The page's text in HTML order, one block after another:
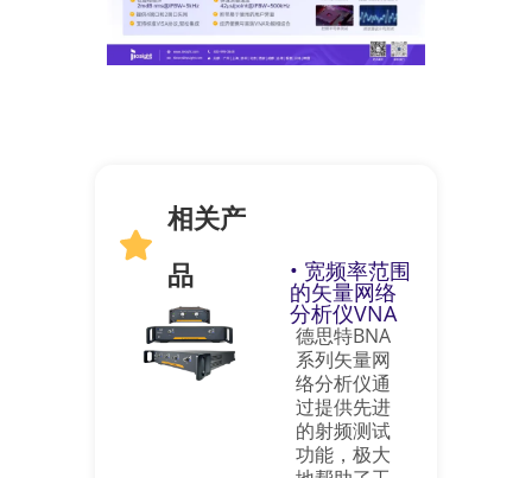
相关产
品
• 宽频率范围
的矢量网络
分析仪VNA
德思特BNA
系列矢量网
络分析仪通
过提供先进
的射频测试
功能，极大